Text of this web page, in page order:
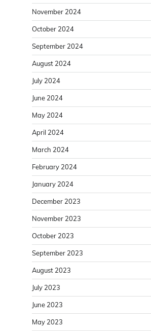
November 2024
October 2024
September 2024
August 2024
July 2024
June 2024
May 2024
April 2024
March 2024
February 2024
January 2024
December 2023
November 2023
October 2023
September 2023
August 2023
July 2023
June 2023
May 2023